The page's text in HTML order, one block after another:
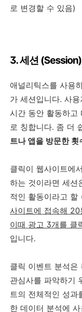
로 변경할 수 있음)
3. 세션 (Session)
애널리틱스를 사용
가 세션입니다. 사
시간 동안 활동하고
로 칭합니다. 좀 더
트나 앱을 방문한 횟
클릭이 웹사이트에
하는 것이라면 세션
적인 활동이라고 할
사이트에 접속해
이때 광고 3개를 클
입니다.
클릭 이벤트 분석은
관심사를 파악하기
트의 전체적인 성과
한 데이터 분석에